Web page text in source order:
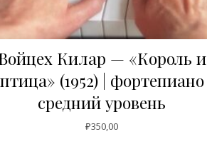
Килар — «Король и
птица» (1952) | фортепиано
средний уровень
₽350,00